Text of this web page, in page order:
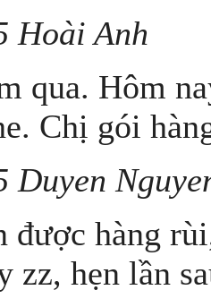
Hoài Anh
qua. Hôm
Chị gói
Duyen
được hàng
zz, hẹn lần